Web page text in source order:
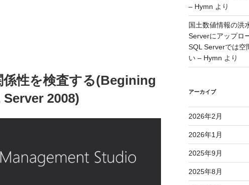
性を検査する(Begining
2008)
– Hymn より
国土数値情報の洪
Serverにアップロ
SQL Serverでは空
い – Hymn より
アーカイブ
2026年2月
2026年1月
2025年9月
2025年8月